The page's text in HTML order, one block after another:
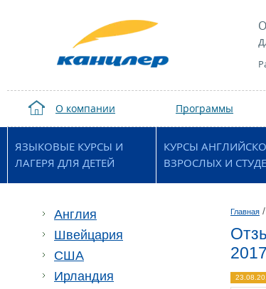
О компании Программы
ЯЗЫКОВЫЕ КУРСЫ И
ЛАГЕРЯ ДЛЯ ДЕТЕЙ
КУРСЫ
ВЗРОСЛЫХ И
Англия
Швейцария
США
Ирландия
Главная /